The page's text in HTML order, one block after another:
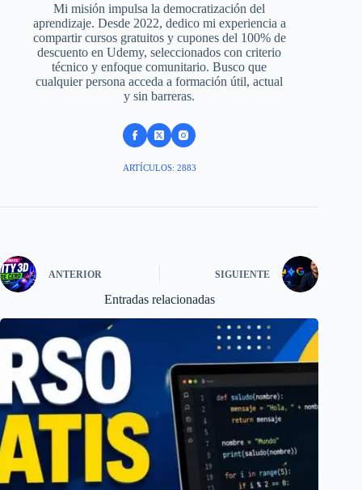
Mi misión impulsa la democratización del
aprendizaje. Desde 2022, dedico mi experiencia a
compartir cursos gratuitos y cupones del 100% de
descuento en Udemy, seleccionados con criterio
técnico y enfoque comunitario. Busco que
cualquier persona acceda a formación útil, actual
y sin barreras.
ARTÍCULOS: 2883
ANTERIOR SIGUIENTE
Entradas relacionadas